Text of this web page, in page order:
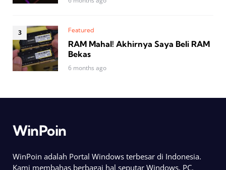
Featured
RAM Mahal! Akhirnya Saya Beli RAM
Bekas
6 months ago
WinPoin
WinPoin adalah Portal Windows terbesar di Indonesia.
Kami membahas berbagai hal seputar Windows, PC,